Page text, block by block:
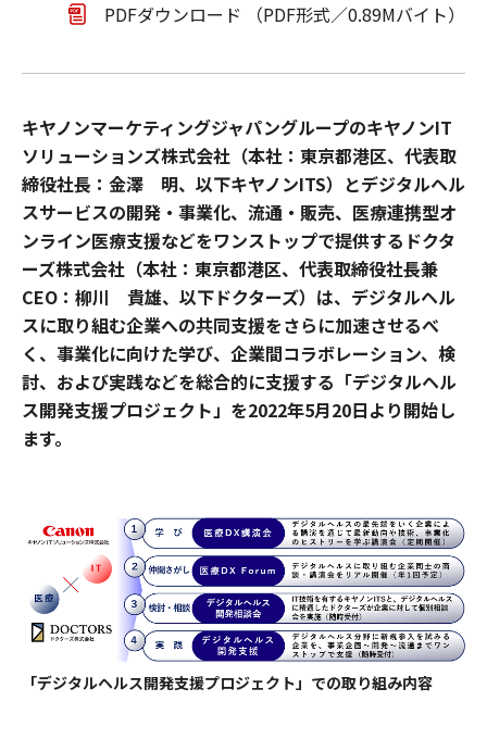
PDFダウンロード （PDF形式／0.89Mバイト）
キヤノンマーケティングジャパングループのキヤノンIT
ソリューションズ株式会社（本社：東京都港区、代表取
締役社長：金澤 明、以下キヤノンITS）とデジタルヘル
スサービスの開発・事業化、流通・販売、医療連携型オ
ンライン医療支援などをワンストップで提供するドクタ
ーズ株式会社（本社：東京都港区、代表取締役社長兼
CEO：柳川 貴雄、以下ドクターズ）は、デジタルヘル
スに取り組む企業への共同支援をさらに加速させるべ
く、事業化に向けた学び、企業間コラボレーション、検
討、および実践などを総合的に支援する「デジタルヘル
ス開発支援プロジェクト」を2022年5月20日より開始し
ます。
「デジタルヘルス開発支援プロジェクト」での取り組み内容